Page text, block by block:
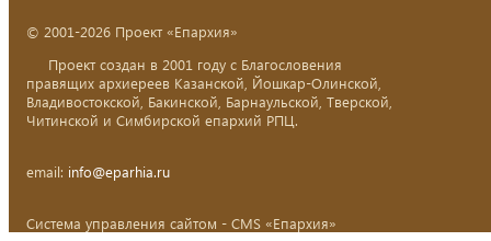
© 2001-2026 Проект «Епархия»
Проект создан в 2001 году с Благословения
правящих архиереев Казанской, Йошкар-Олинской,
Владивостокской, Бакинской, Барнаульской, Тверской,
Читинской и Симбирской епархий РПЦ.
email: info@eparhia.ru
Система управления сайтом - CMS «Епархия»